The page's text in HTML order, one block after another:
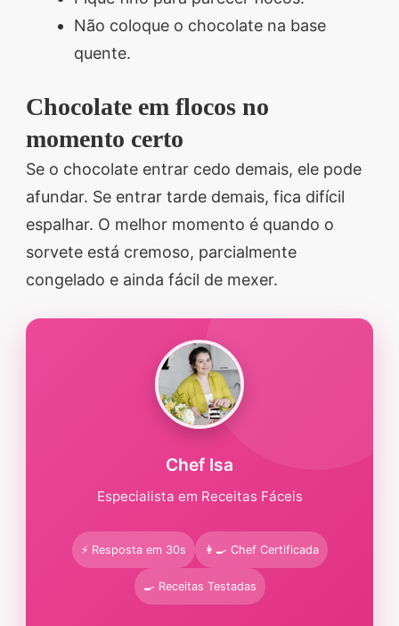
Não coloque o chocolate na base
quente.
Chocolate em flocos no
momento certo
Se o chocolate entrar cedo demais, ele pode
afundar. Se entrar tarde demais, fica difícil
espalhar. O melhor momento é quando o
sorvete está cremoso, parcialmente
congelado e ainda fácil de mexer.
Chef Isa
Especialista em Receitas Fáceis
⚡ Resposta em 30s 👩‍🍳 Chef Certificada
🍳 Receitas Testadas